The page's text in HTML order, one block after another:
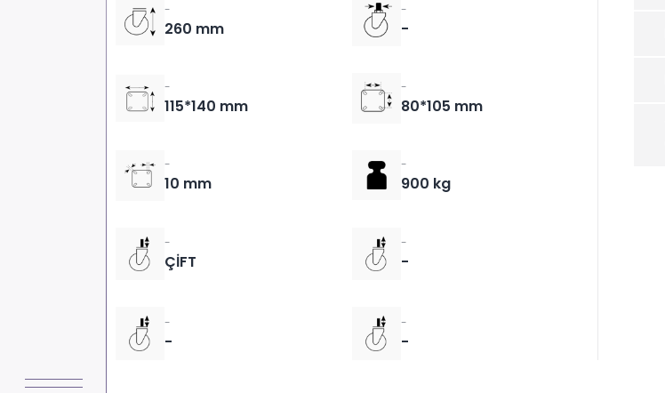
-
260 mm
-
-
-
115*140 mm
-
80*105 mm
-
10 mm
-
900 kg
-
ÇİFT
-
-
-
-
-
-